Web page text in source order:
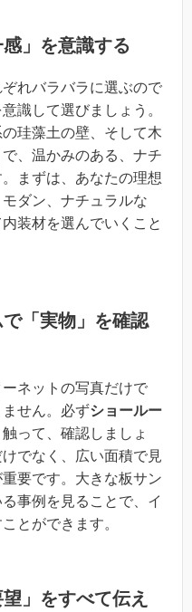
」を意識する
れバラバラに選ぶので
意識して選びましょう。
珪藻土の壁、そして木
、温かみのある、ナチ
まずは、あなたの理想
ダン、ナチュラルな
装材を選んでいくこと
「実物」を確認
ネットの写真だけで
せん。必ずショールー
って、確認しましょ
でなく、広い面積で見
要です。大きな板サン
事例を見ることで、イ
とができます。
」をすべて伝え